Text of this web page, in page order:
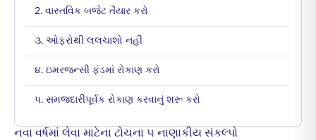
2. વાસ્તવિક બજેટ તૈયાર કરો
૩. ઓફરોથી લલચાશો નહીં
૪. ઇમરજન્સી ફંડમાં રોકાણ કરો
૫. સમજદારીપૂર્વક રોકાણ કરવાનું શરૂ કરો
નવા વર્ષમાં લેવા માટેના ટોચના ૫ નાણાકીય સંકલ્પો